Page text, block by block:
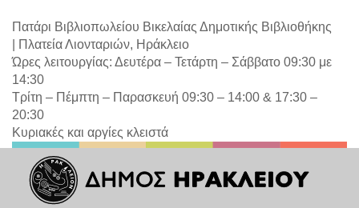
Πατάρι Βιβλιοπωλείου Βικελαίας Δημοτικής Βιβλιοθήκης
Πλατεία Λιονταριών, Ηράκλειο
Ώρες λειτουργίας: Δευτέρα – Τετάρτη – Σάββατο 09:30 με
14:30
Τρίτη – Πέμπτη – Παρασκευή 09:30 – 14:00 & 17:30 –
20:30
Κυριακές και αργίες κλειστά